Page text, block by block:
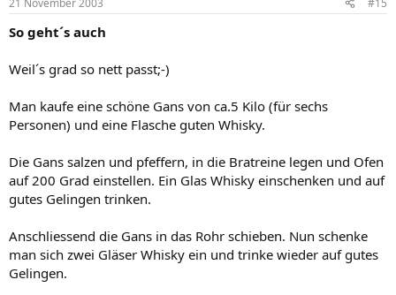
So geht´s auch
Weil´s grad so nett passt;-)
Man kaufe eine schöne Gans von ca.5 Kilo (für sechs
Personen) und eine Flasche guten Whisky.
Die Gans salzen und pfeffern, in die Bratreine legen und Ofen
auf 200 Grad einstellen. Ein Glas Whisky einschenken und auf
gutes Gelingen trinken.
Anschliessend die Gans in das Rohr schieben. Nun schenke
man sich zwei Gläser Whisky ein und trinke wieder auf gutes
Gelingen.